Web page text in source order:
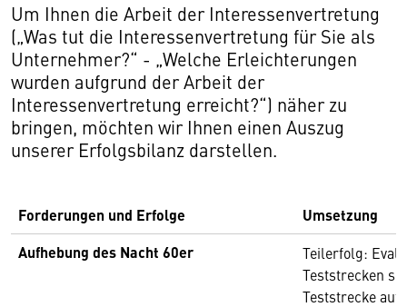
Um Ihnen die Arbeit der Interessenvertretung
(„Was tut die Interessenvertretung für Sie als
Unternehmer?“ - „Welche Erleichterungen
wurden aufgrund der Arbeit der
Interessenvertretung erreicht?“) näher zu
bringen, möchten wir Ihnen einen Auszug
unserer Erfolgsbilanz darstellen.
Forderungen und Erfolge
Umsetzung
Aufhebung des Nacht 60er
Teilerfolg:
Teststrecken
Teststrecke auf